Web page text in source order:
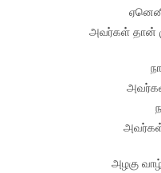
அவர்கள் தான்
அழகு